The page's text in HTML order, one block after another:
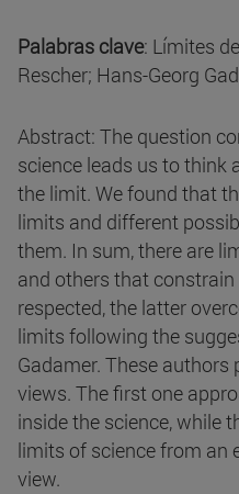
Palabras clave: Límites
Rescher; Hans-Georg
Abstract: The question
science leads us to think
the limit. We found that
limits and different
them. In sum, there are
and others that
respected, the latter
limits following the
Gadamer. These
views. The first one
inside the science, while
limits of science from an
view.